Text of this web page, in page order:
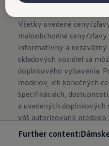
Všetky uvedené ceny/
maloobchodné ceny/zľavy
informatívny a nezáväzný
skladových vozidiel sa
doplnkového vybavenia.
modelov, ich konečných
špecifikáciách,
a uvedených doplnkových
váš autorizovaný predajca
modely sú len ilustračné a
Further content: